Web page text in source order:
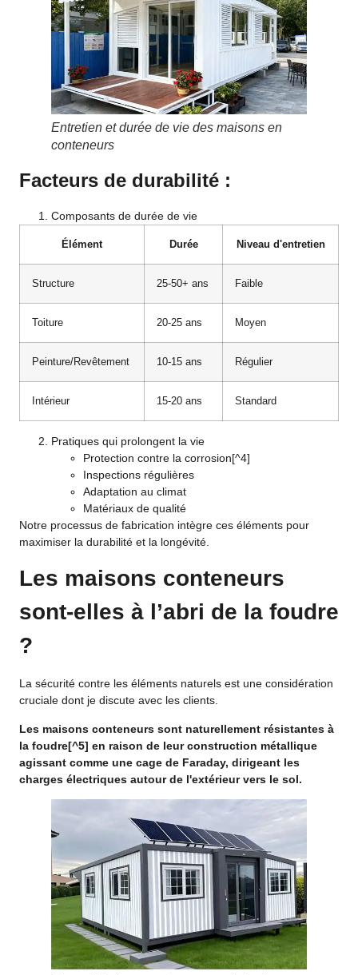
Entretien et durée de vie des maisons en
conteneurs
Facteurs de durabilité :
Composants de durée de vie
Élément Durée Niveau d'entretien
Structure 25-50+ ans Faible
Toiture 20-25 ans Moyen
Peinture/Revêtement 10-15 ans Régulier
Intérieur 15-20 ans Standard
Pratiques qui prolongent la vie
Protection contre la corrosion[^4]
Inspections régulières
Adaptation au climat
Matériaux de qualité
Notre processus de fabrication intègre ces éléments pour
maximiser la durabilité et la longévité.
Les maisons conteneurs
sont-elles à l’abri de la foudre
?
La sécurité contre les éléments naturels est une considération
cruciale dont je discute avec les clients.
Les maisons conteneurs sont naturellement résistantes à
la foudre[^5] en raison de leur construction métallique
agissant comme une cage de Faraday, dirigeant les
charges électriques autour de l'extérieur vers le sol.